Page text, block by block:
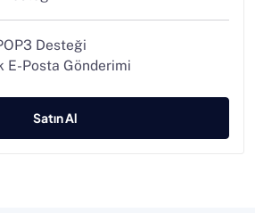
Desteği
E-Posta Gönderimi
Satın Al